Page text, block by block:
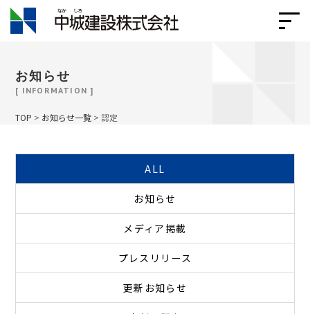
お知らせ
[ INFORMATION ]
TOP > お知らせ一覧 >認定
ALL
お知らせ
メディア掲載
プレスリリース
更新お知らせ